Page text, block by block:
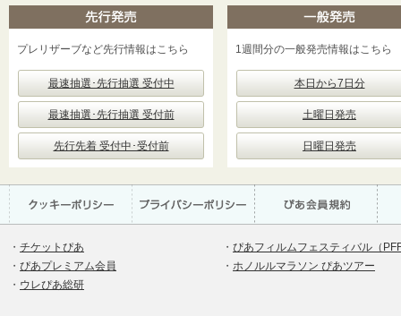
プレリザーブなど先行情報はこちら
最速抽選･先行抽選 受付中
最速抽選･先行抽選 受付前
先行先着 受付中･受付前
1週間分の一般発売情報はこちら
本日から7日分
土曜日発売
日曜日発売
・ チケットぴあ
・ ぴあプレミアム会員
・ ウレぴあ総研
・ ぴあフィルムフェスティバル（
・ ホノルルマラソン ぴあツアー